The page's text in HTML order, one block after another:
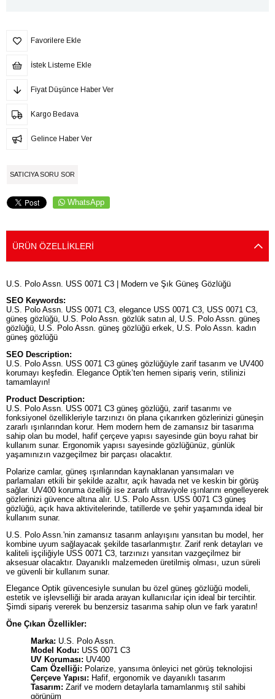
Favorilere Ekle
İstek Listeme Ekle
Fiyat Düşünce Haber Ver
Kargo Bedava
Gelince Haber Ver
SATICIYA SORU SOR
WhatsApp
ÜRÜN ÖZELLIKLERI
U.S. Polo Assn. USS 0071 C3 | Modern ve Şık Güneş Gözlüğü
SEO Keywords:
U.S. Polo Assn. USS 0071 C3, elegance USS 0071 C3, USS 0071 C3,
güneş gözlüğü, U.S. Polo Assn. gözlük satın al, U.S. Polo Assn. güneş
gözlüğü, U.S. Polo Assn. güneş gözlüğü erkek, U.S. Polo Assn. kadın
güneş gözlüğü
SEO Description:
U.S. Polo Assn. USS 0071 C3 güneş gözlüğüyle zarif tasarım ve UV400
korumayı keşfedin. Elegance Optik’ten hemen sipariş verin, stilinizi
tamamlayın!
Product Description:
U.S. Polo Assn. USS 0071 C3 güneş gözlüğü, zarif tasarımı ve
fonksiyonel özellikleriyle tarzınızı ön plana çıkarırken gözlerinizi güneşin
zararlı ışınlarından korur. Hem modern hem de zamansız bir tasarıma
sahip olan bu model, hafif çerçeve yapısı sayesinde gün boyu rahat bir
kullanım sunar. Ergonomik yapısı sayesinde gözlüğünüz, günlük
yaşamınızın vazgeçilmez bir parçası olacaktır.
Polarize camlar, güneş ışınlarından kaynaklanan yansımaları ve
parlamaları etkili bir şekilde azaltır, açık havada net ve keskin bir görüş
sağlar. UV400 koruma özelliği ise zararlı ultraviyole ışınlarını engelleyerek
gözlerinizi güvence altına alır. U.S. Polo Assn. USS 0071 C3 güneş
gözlüğü, açık hava aktivitelerinde, tatillerde ve şehir yaşamında ideal bir
kullanım sunar.
U.S. Polo Assn.'nin zamansız tasarım anlayışını yansıtan bu model, her
kombine uyum sağlayacak şekilde tasarlanmıştır. Zarif renk detayları ve
kaliteli işçiliğiyle USS 0071 C3, tarzınızı yansıtan vazgeçilmez bir
aksesuar olacaktır. Dayanıklı malzemeden üretilmiş olması, uzun süreli
ve güvenli bir kullanım sunar.
Elegance Optik güvencesiyle sunulan bu özel güneş gözlüğü modeli,
estetik ve işlevselliği bir arada arayan kullanıcılar için ideal bir tercihtir.
Şimdi sipariş vererek bu benzersiz tasarıma sahip olun ve fark yaratın!
Öne Çıkan Özellikler:
Marka: U.S. Polo Assn.
Model Kodu: USS 0071 C3
UV Koruması: UV400
Cam Özelliği: Polarize, yansıma önleyici net görüş teknolojisi
Çerçeve Yapısı: Hafif, ergonomik ve dayanıklı tasarım
Tasarım: Zarif ve modern detaylarla tamamlanmış stil sahibi
görünüm